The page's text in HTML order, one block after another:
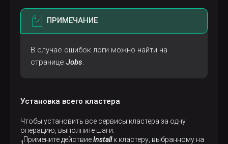
ПРИМЕЧАНИЕ
В случае ошибок логи можно найти на
странице Jobs.
Установка всего кластера
Чтобы установить все сервисы кластера за одну
операцию, выполните шаги:
Примените действиеInstallк кластеру, выбранному на